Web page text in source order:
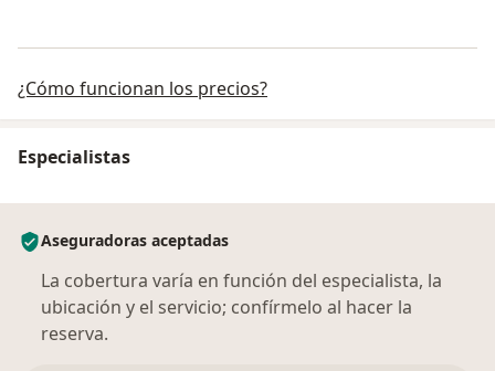
¿Cómo funcionan los precios?
Especialistas
Aseguradoras aceptadas
La cobertura varía en función del especialista, la
ubicación y el servicio; confírmelo al hacer la
reserva.